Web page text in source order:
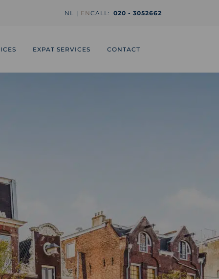
NL ENCALL: 020 - 3052662
EXPAT SERVICES CONTACT